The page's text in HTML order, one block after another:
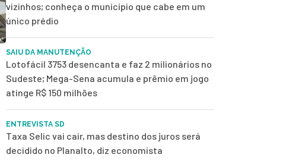
vizinhos; conheça o município que cabe em um
único prédio
SAIU DA MANUTENÇÃO
Lotofácil 3753 desencanta e faz 2 milionários no
Sudeste; Mega-Sena acumula e prêmio em jogo
atinge R$ 150 milhões
ENTREVISTA SD
Taxa Selic vai cair, mas destino dos juros será
decidido no Planalto, diz economista